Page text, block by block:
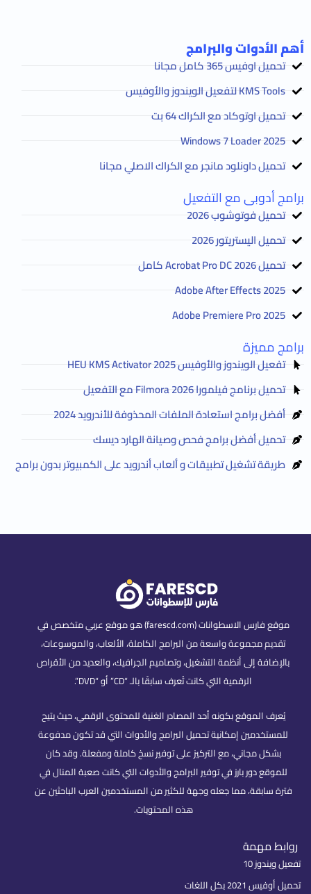
أهم الأدوات والبرامج
تحميل اوفيس 365 كامل مجانا
KMS Tools لتفعيل الويندوز والأوفيس
تحميل اوتوكاد مع الكراك 64 بت
2025 Windows 7 Loader
تحميل داونلود مانجر مع الكراك الاصلي مجانا
برامج أدوبى مع التفعيل
تحميل فوتوشوب 2026
تحميل اليستريتور 2026
تحميل Acrobat Pro DC 2026 كامل
Adobe After Effects 2025
Adobe Premiere Pro 2025
برامج مميزة
تفعيل الويندوز والأوفيس HEU KMS Activator 2025
تحميل برنامج فيلمورا Filmora 2026 مع التفعيل
أفضل برامج استعادة الملفات المحذوفة للأندرويد 2024
تحميل أفضل برامج فحص وصيانة الهارد ديسك
طريقة تشغيل تطبيقات و ألعاب أندرويد على الكمبيوتر بدون برامج
موقع فارس الاسطوانات (farescd.com) هو موقع عربي متخصص في
تقديم مجموعة واسعة من البرامج الكاملة، الألعاب، والموسوعات،
بالإضافة إلى أنظمة التشغيل، وتصاميم الجرافيك، والعديد من الأقراص
الرقمية التي كانت تُعرف سابقًا بالـ “CD” أو “DVD”.
يُعرف الموقع بكونه أحد المصادر الغنية للمحتوى الرقمي، حيث يتيح
للمستخدمين إمكانية تحميل البرامج والأدوات التي قد تكون مدفوعة
بشكل مجاني، مع التركيز على توفير نسخ كاملة ومفعلة. وقد كان
للموقع دور بارز في توفير البرامج والأدوات التي كانت صعبة المنال في
فترة سابقة، مما جعله وجهة للكثير من المستخدمين العرب الباحثين عن
هذه المحتويات.
روابط مهمة
تفعيل ويندوز 10
تحميل أوفيس 2021 بكل اللغات